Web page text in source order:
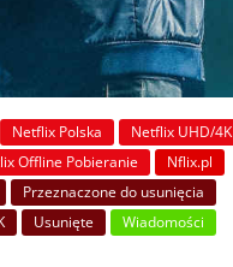
Netflix Polska
Netflix UHD/4K
Offline Pobieranie
Nflix.pl
Przeznaczone do usunięcia
Usunięte
Wiadomości